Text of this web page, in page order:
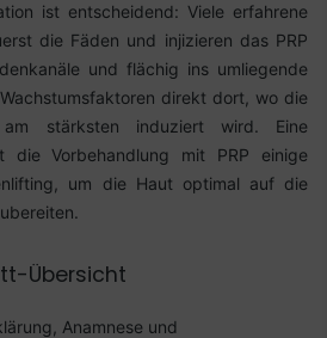
ist entscheidend: Viele erfahrene
die Fäden und injizieren das PRP
und flächig ins umliegende
direkt dort, wo die
am stärksten induziert wird. Eine
die Vorbehandlung mit PRP einige
um die Haut optimal auf die
Übersicht
Anamnese und